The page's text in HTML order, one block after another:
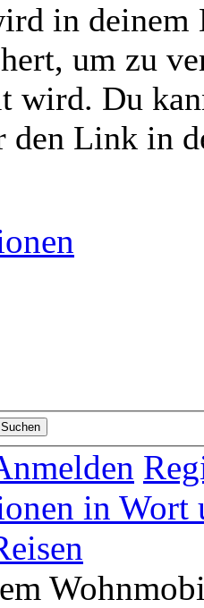
in deinem
um zu
wird. Du
den Link in
in